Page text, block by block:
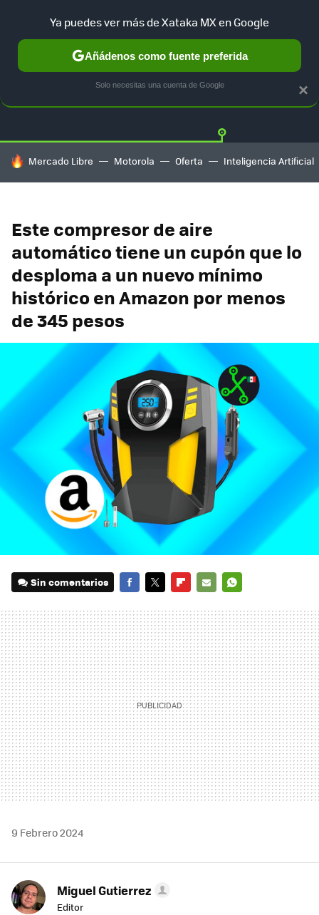
GUÍA DE COMPRAS MERCADO LIBRE
HOY SE HABLA DE
Mercado Libre Motorola Oferta Inteligencia Artificial
Este compresor de aire
automático tiene un cupón que lo
desploma a un nuevo mínimo
histórico en Amazon por menos
de 345 pesos
Sin comentarios
MAIL
9 Febrero 2024
Miguel Gutierrez
Editor
×
Ya puedes ver más de Xataka MX en Google
Añádenos como fuente preferida
Solo necesitas una cuenta de Google